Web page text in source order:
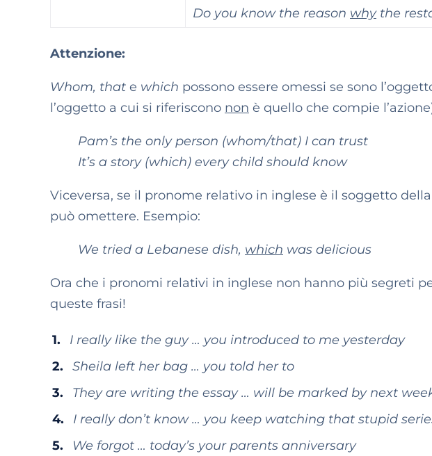
Do you know the reason whythe
Attenzione:
Whom, that e which possono essere omessi se sono
l’oggetto a cui si riferiscono non è quello che compie
Pam’s the only person (whom/that) I can trust
It’s a story (which) every child should know
Viceversa, se il pronome relativo in inglese è il soggetto
può omettere. Esempio:
We tried a Lebanese dish, which was delicious
Ora che i pronomi relativi in inglese non hanno più segreti
queste frasi!
I really like the guy … you introduced to me yesterday
Sheila left her bag … you told her to
They are writing the essay … will be marked by next
I really don’t know … you keep watching that stupid
We forgot … today’s your parents anniversary